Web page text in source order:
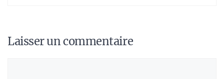
Laisser un commentaire